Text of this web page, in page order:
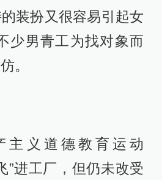
装扮又很容易引起女
少男青工为找对象而
。
主义道德教育运动
”进工厂，但仍未改受